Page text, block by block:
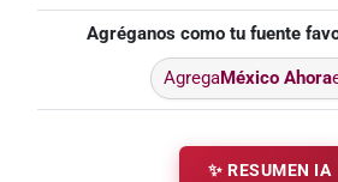
Agréganos como tu fuente
AgregaMéxico Ahora
✨ RESUMEN IA